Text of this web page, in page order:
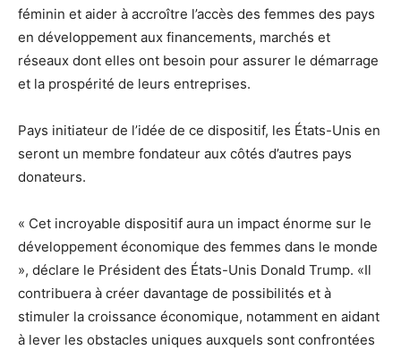
féminin et aider à accroître l’accès des femmes des pays
en développement aux financements, marchés et
réseaux dont elles ont besoin pour assurer le démarrage
et la prospérité de leurs entreprises.
Pays initiateur de l’idée de ce dispositif, les États-Unis en
seront un membre fondateur aux côtés d’autres pays
donateurs.
« Cet incroyable dispositif aura un impact énorme sur le
développement économique des femmes dans le monde
», déclare le Président des États-Unis Donald Trump. «Il
contribuera à créer davantage de possibilités et à
stimuler la croissance économique, notamment en aidant
à lever les obstacles uniques auxquels sont confrontées